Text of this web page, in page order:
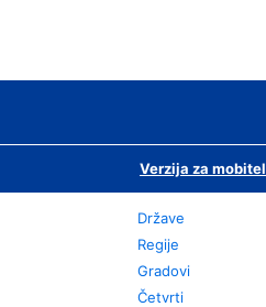
Verzija za mobitel
Države
Regije
Gradovi
Četvrti